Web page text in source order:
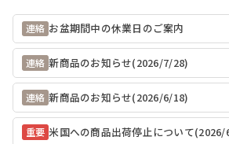
連絡 お盆期間中の休業日のご案内
連絡 新商品のお知らせ(2026/7/28)
連絡 新商品のお知らせ(2026/6/18)
重要 米国への商品出荷停止について(2026/